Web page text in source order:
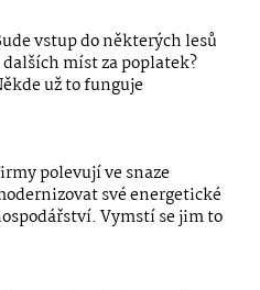
vstup do některých lesů
dalších míst za poplatek?
už to funguje
polevují ve snaze
své energetické
Vymstí se jim to